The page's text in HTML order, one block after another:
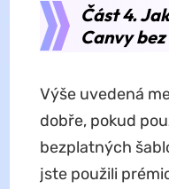
Část 4.
Canvy
Výše uvedená
dobře, pokud
bezplatných
jste použili